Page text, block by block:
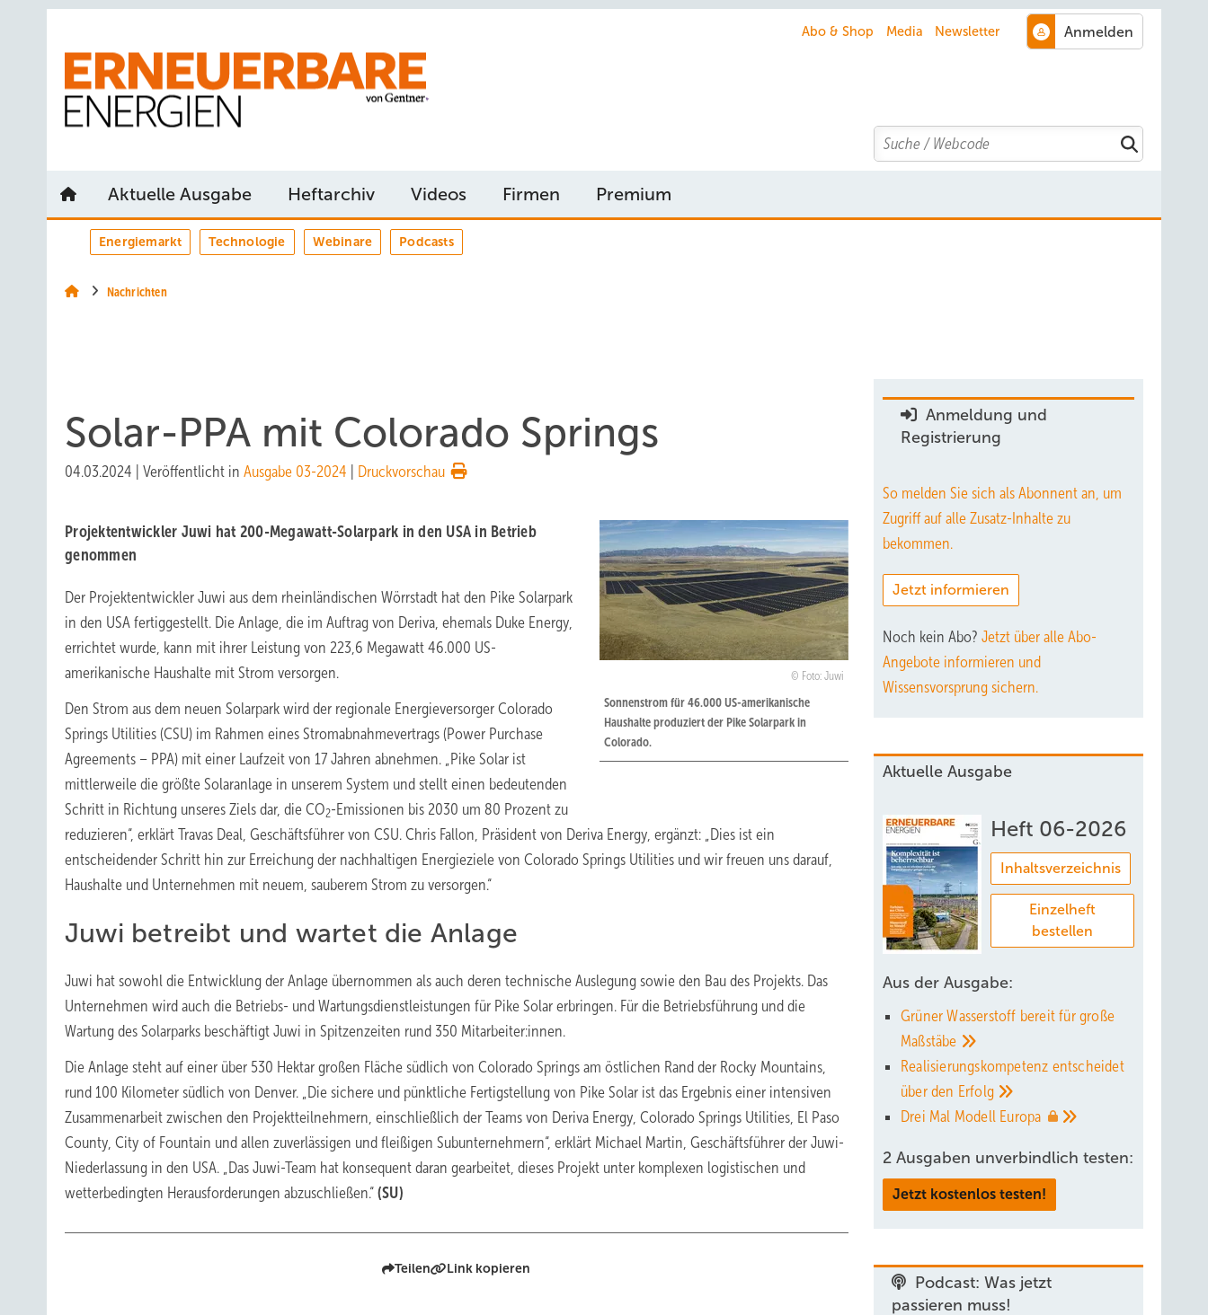
Abo & Shop Media Newsletter
Search
Aktuelle Ausgabe Heftarchiv Videos Firmen Premium
Energiemarkt Technologie Webinare Podcasts
Nachrichten
Solar-PPA mit Colorado Springs
04.03.2024 Veröffentlicht in Ausgabe 03-2024 Druckvorschau
Foto: Juwi
Sonnenstrom für 46.000 US-amerikanische
Haushalte produziert der Pike Solarpark in
Colorado.
Projektentwickler Juwi hat 200-Megawatt-Solarpark in den USA in Betrieb
genommen
Der Projektentwickler Juwi aus dem rheinländischen Wörrstadt hat den Pike Solarpark
in den USA fertiggestellt. Die Anlage, die im Auftrag von Deriva, ehemals Duke Energy,
errichtet wurde, kann mit ihrer Leistung von 223,6 Megawatt 46.000 US-
amerikanische Haushalte mit Strom versorgen.
Den Strom aus dem neuen Solarpark wird der regionale Energieversorger Colorado
Springs Utilities (CSU) im Rahmen eines Stromabnahmevertrags (Power Purchase
Agreements – PPA) mit einer Laufzeit von 17 Jahren abnehmen. „Pike Solar ist
mittlerweile die größte Solaranlage in unserem System und stellt einen bedeutenden
Schritt in Richtung unseres Ziels dar, die CO2-Emissionen bis 2030 um 80 Prozent zu
reduzieren“, erklärt Travas Deal, Geschäftsführer von CSU. Chris Fallon, Präsident von Deriva Energy, ergänzt: „Dies ist ein
entscheidender Schritt hin zur Erreichung der nachhaltigen Energieziele von Colorado Springs Utilities und wir freuen uns darauf,
Haushalte und Unternehmen mit neuem, sauberem Strom zu versorgen.“
Juwi betreibt und wartet die Anlage
Juwi hat sowohl die Entwicklung der Anlage übernommen als auch deren technische Auslegung sowie den Bau des Projekts. Das
Unternehmen wird auch die Betriebs- und Wartungsdienstleistungen für Pike Solar erbringen. Für die Betriebsführung und die
Wartung des Solarparks beschäftigt Juwi in Spitzenzeiten rund 350 Mitarbeiter:innen.
Die Anlage steht auf einer über 530 Hektar großen Fläche südlich von Colorado Springs am östlichen Rand der Rocky Mountains,
rund 100 Kilometer südlich von Denver. „Die sichere und pünktliche Fertigstellung von Pike Solar ist das Ergebnis einer intensiven
Zusammenarbeit zwischen den Projektteilnehmern, einschließlich der Teams von Deriva Energy, Colorado Springs Utilities, El Paso
County, City of Fountain und allen zuverlässigen und fleißigen Subunternehmern“, erklärt Michael Martin, Geschäftsführer der Juwi-
Niederlassung in den USA. „Das Juwi-Team hat konsequent daran gearbeitet, dieses Projekt unter komplexen logistischen und
wetterbedingten Herausforderungen abzuschließen.“ (SU)
Teilen Link kopieren
Anmeldung und
Registrierung
So melden Sie sich als Abonnent an, um
Zugriff auf alle Zusatz-Inhalte zu
bekommen.
Jetzt informieren
Noch kein Abo? Jetzt über alle Abo-
Angebote informieren und
Wissensvorsprung sichern.
Aktuelle Ausgabe
Heft 06-2026
Inhaltsverzeichnis
Einzelheft
bestellen
Aus der Ausgabe:
Grüner Wasserstoff bereit für große
Maßstäbe
Realisierungskompetenz entscheidet
über den Erfolg
Drei Mal Modell Europa
2 Ausgaben unverbindlich testen:
Jetzt kostenlos testen!
Podcast: Was jetzt
passieren muss!